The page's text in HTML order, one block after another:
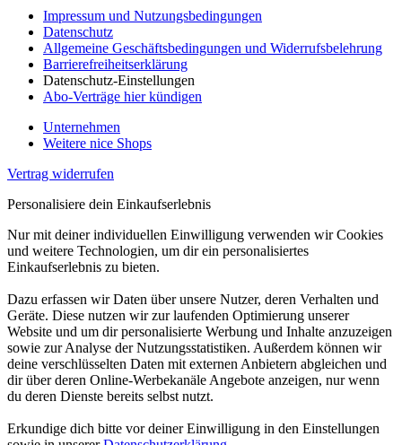
Impressum und Nutzungsbedingungen
Datenschutz
Allgemeine Geschäftsbedingungen und Widerrufsbelehrung
Barrierefreiheitserklärung
Datenschutz-Einstellungen
Abo-Verträge hier kündigen
Unternehmen
Weitere nice Shops
Vertrag widerrufen
Personalisiere dein Einkaufserlebnis
Nur mit deiner individuellen Einwilligung verwenden wir Cookies
und weitere Technologien, um dir ein personalisiertes
Einkaufserlebnis zu bieten.
Dazu erfassen wir Daten über unsere Nutzer, deren Verhalten und
Geräte. Diese nutzen wir zur laufenden Optimierung unserer
Website und um dir personalisierte Werbung und Inhalte anzuzeigen
sowie zur Analyse der Nutzungsstatistiken. Außerdem können wir
deine verschlüsselten Daten mit externen Anbietern abgleichen und
dir über deren Online-Werbekanäle Angebote anzeigen, nur wenn
du deren Dienste bereits selbst nutzt.
Erkundige dich bitte vor deiner Einwilligung in den Einstellungen